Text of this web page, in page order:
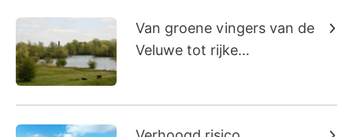
Van groene vingers van de
Veluwe tot rijke